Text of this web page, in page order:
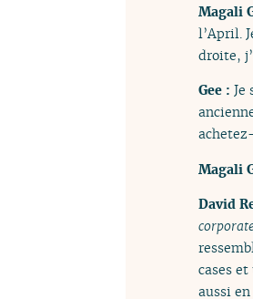
Magali
l’April.
droite,
Gee : Je
Magali
David
cases
aussi